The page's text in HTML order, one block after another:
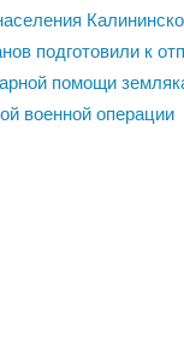
подготовили к
помощи
военной операции